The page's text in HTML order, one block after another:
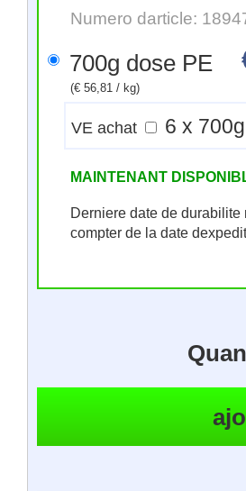
Numero darticle:
700g dose PE
(€ 56,81 / kg)
VE achat
MAINTENANT
Derniere date de
compter de la date